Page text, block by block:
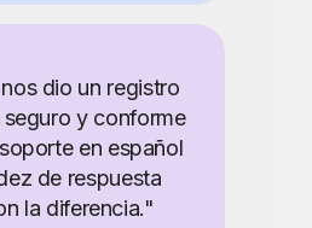
dio un registro
y conforme
en español
de respuesta
la diferencia."